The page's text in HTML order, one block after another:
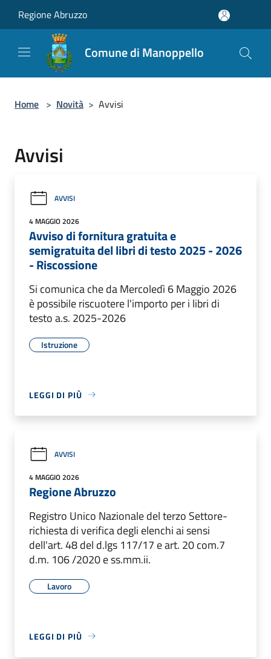
Regione Abruzzo
Comune di Manoppello
Home > Novità > Avvisi
Avvisi
AVVISI
4 MAGGIO 2026
Avviso di fornitura gratuita e
semigratuita del libri di testo 2025 - 2026
- Riscossione
Si comunica che da Mercoledì 6 Maggio 2026
è possibile riscuotere l'importo per i libri di
testo a.s. 2025-2026
Istruzione
LEGGI DI PIÙ
AVVISI
4 MAGGIO 2026
Regione Abruzzo
Registro Unico Nazionale del terzo Settore-
richiesta di verifica degli elenchi ai sensi
dell'art. 48 del d.lgs 117/17 e art. 20 com.7
d.m. 106 /2020 e ss.mm.ii.
Lavoro
LEGGI DI PIÙ